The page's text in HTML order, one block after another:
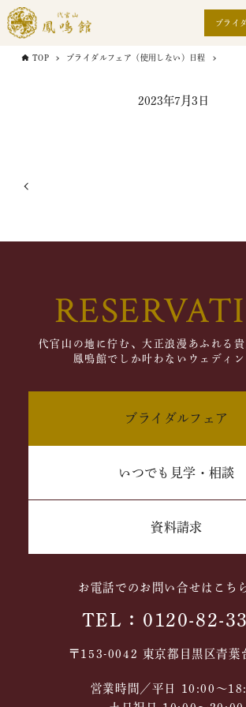
ブライ
TOP ブライダルフェア（使用しない）日程
2023年7月3日
代官山の地に佇む、大正浪漫あふれる貴
鳳鳴館でしか叶わないウェディ
ブライダルフェア
いつでも見学・相談
資料請求
お電話でのお問い合せはこち
TEL：0120-82-
〒153-0042 東京都目黒区青葉
営業時間／平日 10:00～